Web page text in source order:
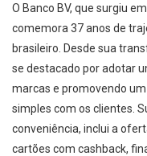
O Banco BV, que surgiu
comemora 37 anos de
brasileiro. Desde sua
se destacado por adotar
marcas e promovendo
simples com os clientes.
conveniência, inclui a
cartões com cashback,